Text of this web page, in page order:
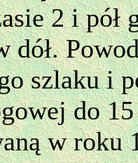
2 i pół
dół.
szlaku i
do
w roku